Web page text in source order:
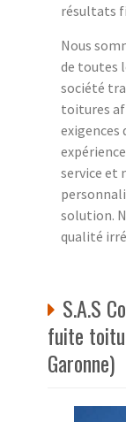
résultats
Nous
de toutes
société
toitures
service et
solution.
qualité
S.A.S
fuite
Garonne)